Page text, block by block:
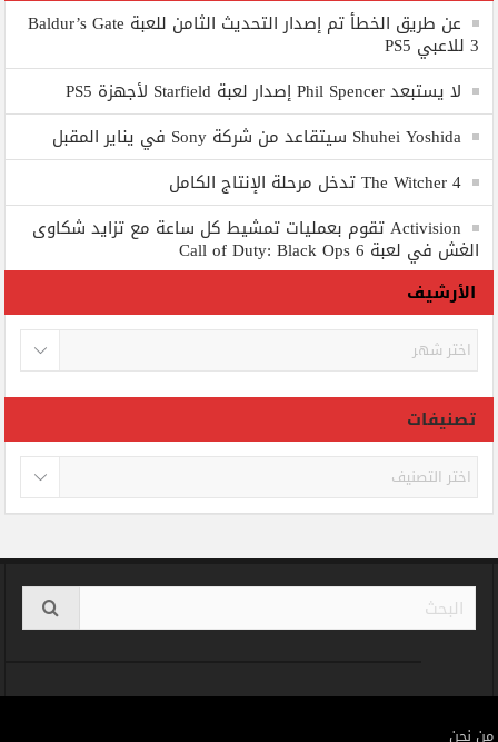
عن طريق الخطأ تم إصدار التحديث الثامن للعبة Baldur’s Gate
3 للاعبي PS5
لا يستبعد Phil Spencer إصدار لعبة Starfield لأجهزة PS5
Shuhei Yoshida سيتقاعد من شركة Sony في يناير المقبل
The Witcher 4 تدخل مرحلة الإنتاج الكامل
Activision تقوم بعمليات تمشيط كل ساعة مع تزايد شكاوى
الغش في لعبة Call of Duty: Black Ops 6
الأرشيف
الأرشيف
تصنيفات
تصنيفات
من نحن